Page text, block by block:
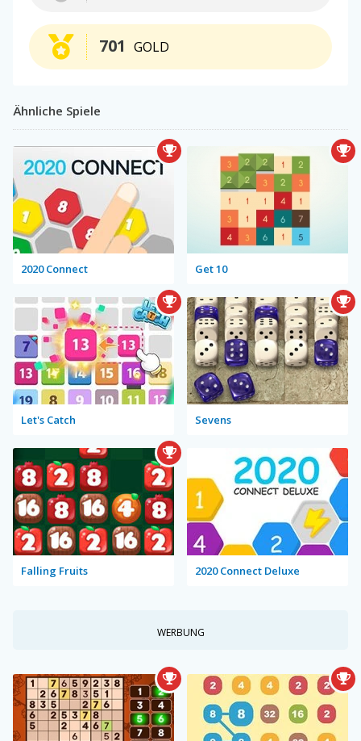
GOLD
701
Ähnliche Spiele
2020 Connect Get 10
Let's Catch Sevens
Falling Fruits 2020 Connect Deluxe
WERBUNG